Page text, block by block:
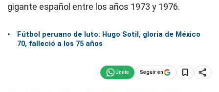
gigante español entre los años 1973 y 1976.
Fútbol peruano de luto: Hugo Sotil, gloria de México
70, falleció a los 75 años
Seguir en